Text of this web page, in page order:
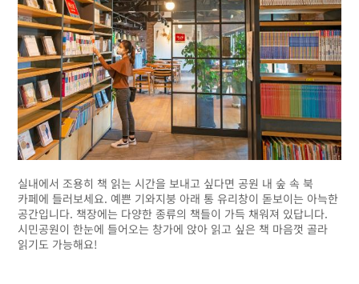
실내에서 조용히 책 읽는 시간을 보내고 싶다면 공원 내 숲 속 북
카페에 들러보세요. 예쁜 기와지붕 아래 통 유리창이 돋보이는 아늑한
공간입니다. 책장에는 다양한 종류의 책들이 가득 채워져 있답니다.
시민공원이 한눈에 들어오는 창가에 앉아 읽고 싶은 책 마음껏 골라
읽기도 가능해요!